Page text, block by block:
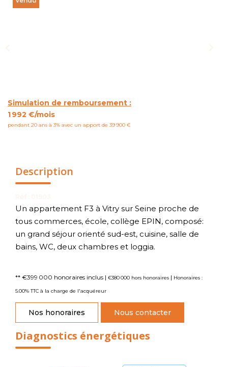
Simulation de remboursement :
1 992 €/mois
pendant 20 ans à 3% avec un apport de 39 900 €
Description
Un appartement F3 à Vitry sur Seine proche de
tous commerces, école, collège EPIN, composé:
un grand séjour orienté sud-est, cuisine, salle de
bains, WC, deux chambres et loggia.
** €399 000 honoraires inclus | €380 000 hors honoraires | Honoraires :
5.00% TTC à la charge de l'acquéreur
Nos honoraires Nous contacter
Diagnostics énergétiques